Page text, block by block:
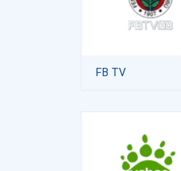
FB TV